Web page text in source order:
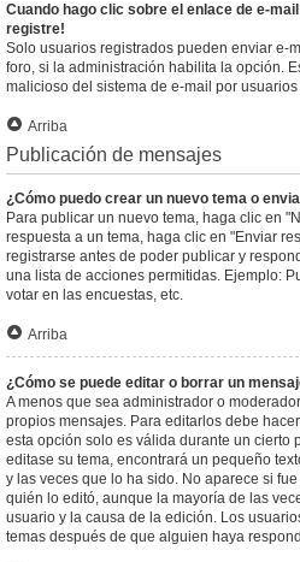
Cuando hago clic sobre el enlace de e-
registre!
Solo usuarios registrados pueden enviar e-
foro, si la administración habilita la opción.
malicioso del sistema de e-mail por
Arriba
Publicación de mensajes
¿Cómo puedo crear un nuevo tema o
Para publicar un nuevo tema, haga clic en
respuesta a un tema, haga clic en "Enviar
registrarse antes de poder publicar y
una lista de acciones permitidas. Ejemplo:
votar en las encuestas, etc.
Arriba
¿Cómo se puede editar o borrar un
A menos que sea administrador o
propios mensajes. Para editarlos debe
esta opción solo es válida durante un cierto
editase su tema, encontrará un pequeño
y las veces que lo ha sido. No aparece si
quién lo editó, aunque la mayoría de las
usuario y la causa de la edición. Los
temas después de que alguien haya